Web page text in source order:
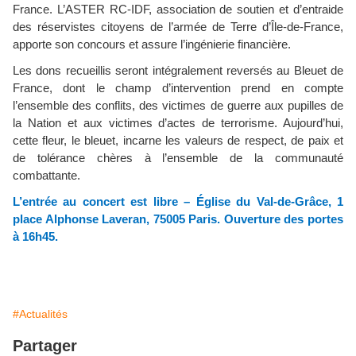
France. L’ASTER RC-IDF, association de soutien et d’entraide
des réservistes citoyens de l’armée de Terre d’Île-de-France,
apporte son concours et assure l’ingénierie financière.
Les dons recueillis seront intégralement reversés au Bleuet de
France, dont le champ d’intervention prend en compte
l’ensemble des conflits, des victimes de guerre aux pupilles de
la Nation et aux victimes d’actes de terrorisme. Aujourd’hui,
cette fleur, le bleuet, incarne les valeurs de respect, de paix et
de tolérance chères à l’ensemble de la communauté
combattante.
L’entrée au concert est libre – Église du Val-de-Grâce, 1
place Alphonse Laveran, 75005 Paris. Ouverture des portes
à 16h45.
#Actualités
Partager